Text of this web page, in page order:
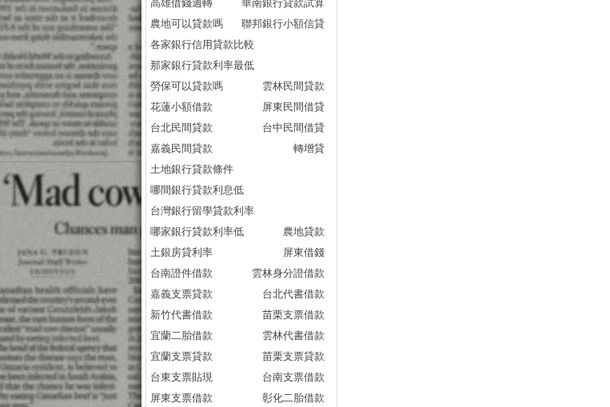
高雄借錢週轉
華南銀行貸款試算
農地可以貸款嗎
聯邦銀行小額信貸
各家銀行信用貸款比較
那家銀行貸款利率最低
勞保可以貸款嗎
雲林民間貸款
花蓮小額借款
屏東民間借貸
台北民間貸款
台中民間借貸
嘉義民間貸款
轉增貸
土地銀行貸款條件
哪間銀行貸款利息低
台灣銀行留學貸款利率
哪家銀行貸款利率低
農地貸款
土銀房貸利率
屏東借錢
台南證件借款
雲林身分證借款
嘉義支票貸款
台北代書借款
新竹代書借款
苗栗支票借款
宜蘭二胎借款
雲林代書借款
宜蘭支票貸款
苗栗支票貸款
台東支票貼現
台南支票借款
屏東支票借款
彰化二胎借款